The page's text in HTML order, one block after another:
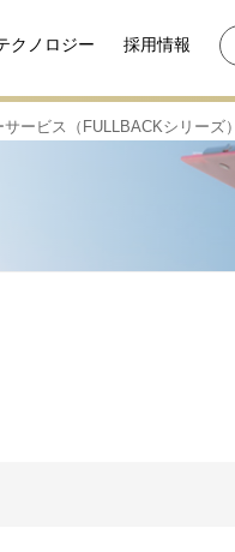
クノロジー 採用情報
ービス（FULLBACKシリーズ）